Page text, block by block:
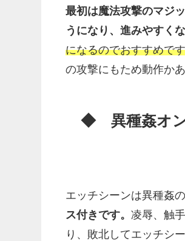
最初は魔法攻撃のマジ
うになり、進みやすく
になるのでおすすめで
の攻撃にもため動作か
◆ 異種姦オン
エッチシーンは異種姦
ス付きです。凌辱、触
り、敗北してエッチシ